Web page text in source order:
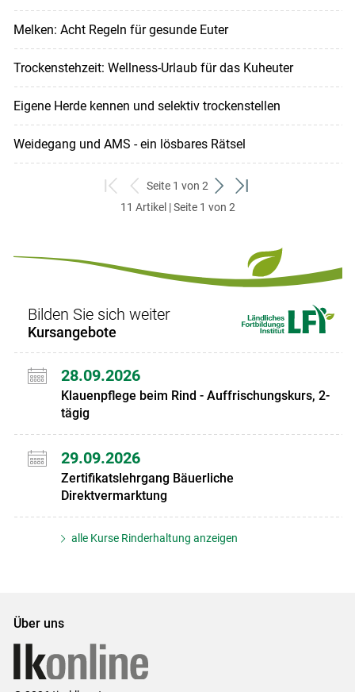
Melken: Acht Regeln für gesunde Euter
Trockenstehzeit: Wellness-Urlaub für das Kuheuter
Eigene Herde kennen und selektiv trockenstellen
Weidegang und AMS - ein lösbares Rätsel
zum
ersten
zurück
zum
Seite 1 von 2
weiter
zum
zum
11 Artikel | Seite 1 von 2
Bilden Sie sich weiter
Kursangebote
28.09.2026
Klauenpflege beim Rind - Auffrischungskurs, 2-
tägig
29.09.2026
Zertifikatslehrgang Bäuerliche
Direktvermarktung
alle Kurse Rinderhaltung anzeigen
Über uns